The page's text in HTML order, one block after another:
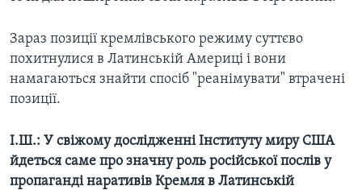
Зараз позиції кремлівського режиму суттєво
похитнулися в Латинській Америці і вони
намагаються знайти спосіб "реанімувати" втрачені
позиції.
І.Ш.: У свіжому дослідженні Інституту миру США
йдеться саме про значну роль російської послів у
пропаганді наративів Кремля в Латинській